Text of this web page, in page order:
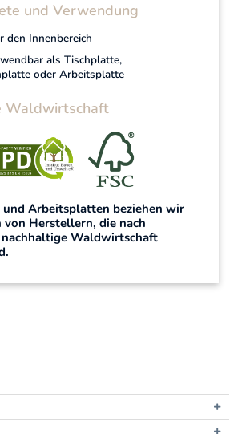
und Verwendung
den Innenbereich
als Tischplatte,
oder Arbeitsplatte
Waldwirtschaft
und Arbeitsplatten beziehen wir
von Herstellern, die nach
Waldwirtschaft